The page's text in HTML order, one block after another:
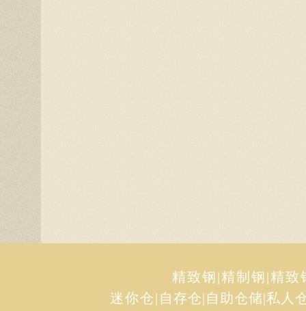
精致钢|精制钢|精致
迷你仓| 自存仓|自助仓储|私人